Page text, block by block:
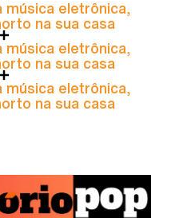
música eletrônica,
na sua casa
música eletrônica,
na sua casa
música eletrônica,
na sua casa